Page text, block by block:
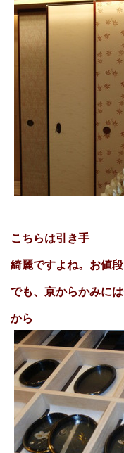
こちらは引き手
綺麗ですよね。お値
でも、京からかみに
から